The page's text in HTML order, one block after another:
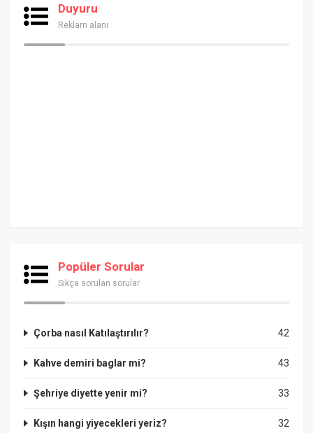
Duyuru
Reklam alanı
Popüler Sorular
Sıkça sorulan sorular
42
Çorba nasıl Katılaştırılır?
43
Kahve demiri baglar mi?
33
Şehriye diyette yenir mi?
32
Kışın hangi yiyecekleri yeriz?